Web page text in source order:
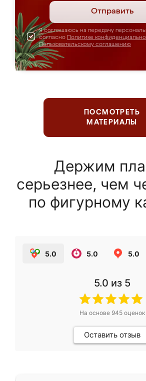
Отправить
Я соглашаюсь на передачу
согласно Политике
Пользовательскому соглашению
ПОСМОТРЕТЬ
МАТЕРИАЛЫ
Держим
серьезнее, чем
по фигурному
5.0 5.0 5.0
5.0 из 5
На основе 945оценок
Оставить отзыв